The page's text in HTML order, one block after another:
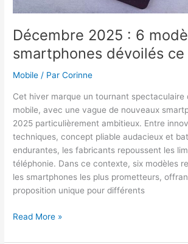
Décembre 2025 : 6
smartphones dévoilés
Mobile / ParCorinne
Cet hiver marque un tournant spectaculaire
mobile, avec une vague de nouveaux
2025 particulièrement ambitieux. Entre
techniques, concept pliable audacieux et
endurantes, les fabricants repoussent les
téléphonie. Dans ce contexte, six modèles
les smartphones les plus prometteurs,
proposition unique pour différents
Décembre
Read More »